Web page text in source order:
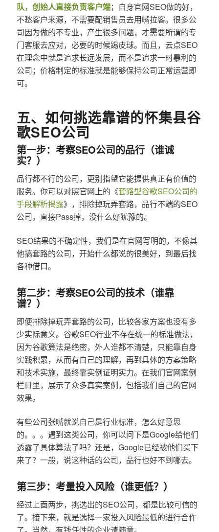
队，创始人直接负责客户端；自身官网SEO做的好，
不愁客户来源，不需要配销售员去用嘴拉客。很多公
司因为做的不专业，产生很多问题，才需要所谓的专
门客服去应对，必要的时候踢皮球。而且，云点SEO
在理念中就是追求长远发展，而不是追求一时暴利的
公司；价格制定的标准就是能够保持公司正常运营即
可。
五、如何挑选靠谱的怀集县谷
歌SEO公司
第一步：考察SEO公司的品行（谁诚
实？）
品行都不行的公司，更别指望它能提供真正有价值的
服务。你可以对照官网上的《套路型谷歌SEO公司的
手段解析揭露》，排除掉玩弄套路，品行不端的SEO
公司，直接Pass掉，没什么好犹豫的。
SEO结果的不确定性，我们是在官网写明的，不像其
他搞套路的公司，开始什么都说的很美好，到最后找
各种借口。
第二步：考察SEO公司的技术（谁靠
谱？）
即便排除掉玩弄套路的公司，比较各家方案也没有多
少实际意义。谷歌SEO行业不存在统一的标准做法，
因为谷歌算法是绝密，外人谁都不清楚，只能靠自身
实践积累，从而有自己的理解，再到具体的方案策略
和技术实施，最终靠实例证明实力。在我们官网案例
栏目里，展示了众多真实案例，包括我们自己的官网
效果。
有些公司张嘴就说自己是行业标准，怎么好意思
的。。。遇到这类公司，你可以问下是Google给他们
透露了具体算法了吗？还是，Google已经被他们买下
来了？一般，说这种话的公司，品行也好不到哪去。
第三步：考量投入风险（谁更低？）
经过上面两步，挑选出的SEO公司，都是比较可信的
了。接下来，就是选择一家投入风险最低的进行合作